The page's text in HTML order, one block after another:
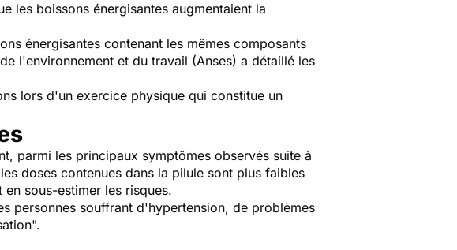
les boissons énergisantes augmentaient la
énergisantes contenant les mêmes composants
l'environnement et du travail (Anses) a détaillé les
lors d'un exercice physique qui constitue un
parmi les principaux symptômes observés suite à
doses contenues dans la pilule sont plus faibles
sous-estimer les risques.
personnes souffrant d'hypertension, de problèmes